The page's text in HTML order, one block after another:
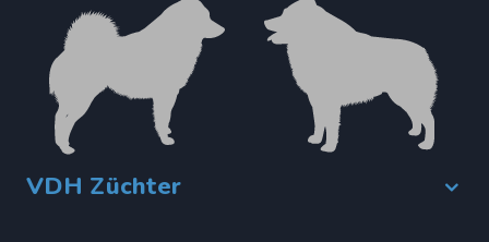
VDH Züchter